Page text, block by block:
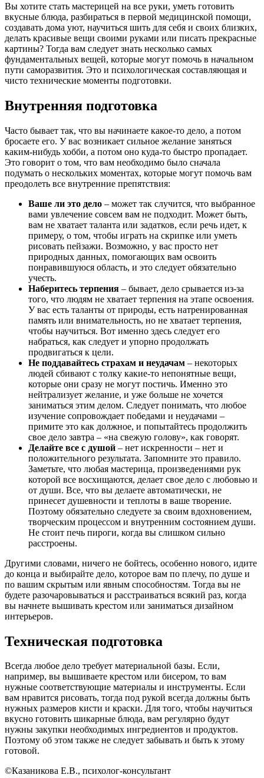
Вы хотите стать мастерицей на все руки, уметь готовить
вкусные блюда, разбираться в первой медицинской помощи,
создавать дома уют, научиться шить для себя и своих близких,
делать красивые вещи своими руками или писать прекрасные
картины? Тогда вам следует знать несколько самых
фундаментальных вещей, которые могут помочь в начальном
пути саморазвития. Это и психологическая составляющая и
чисто технические моменты подготовки.
Внутренняя подготовка
Часто бывает так, что вы начинаете какое-то дело, а потом
бросаете его. У вас возникает сильное желание заняться
каким-нибудь хобби, а потом оно куда-то быстро пропадает.
Это говорит о том, что вам необходимо было сначала
подумать о нескольких моментах, которые могут помочь вам
преодолеть все внутренние препятствия:
Ваше ли это дело – может так случится, что выбранное
вами увлечение совсем вам не подходит. Может быть,
вам не хватает таланта или задатков, если речь идет, к
примеру, о том, чтобы играть на скрипке или уметь
рисовать пейзажи. Возможно, у вас просто нет
природных данных, помогающих вам освоить
понравившуюся область, и это следует обязательно
учесть.
Наберитесь терпения – бывает, дело срывается из-за
того, что людям не хватает терпения на этапе освоения.
У вас есть таланты от природы, есть натренированная
память или внимательность, но не хватает терпения,
чтобы научиться. Вот именно здесь следует его
набраться, как следует и упорно продолжать
продвигаться к цели.
Не поддавайтесь страхам и неудачам – некоторых
людей сбивают с толку какие-то непонятные вещи,
которые они сразу не могут постичь. Именно это
нейтрализует желание, и уже больше не хочется
заниматься этим делом. Следует понимать, что любое
изучение сопровождает победами и неудачами –
примите это как должное, и попытайтесь продолжить
свое дело завтра – «на свежую голову», как говорят.
Делайте все с душой – нет искренности – нет и
положительного результата. Запомните это правило.
Заметьте, что любая мастерица, произведениями рук
которой все восхищаются, делает свое дело с любовью и
от души. Все, что вы делаете автоматически, не
принесет душевности и теплоты в ваше творение.
Поэтому обязательно следуете за своим вдохновением,
творческим процессом и внутренним состоянием души.
Не стоит печь пироги, когда вы слишком сильно
расстроены.
Другими словами, ничего не бойтесь, особенно нового, идите
до конца и выбирайте дело, которое вам по плечу, по душе и
по вашим скрытым или явным способностям. Тогда вы не
будете разочаровываться и расстраиваться всякий раз, когда
вы начнете вышивать крестом или заниматься дизайном
интерьеров.
Техническая подготовка
Всегда любое дело требует материальной базы. Если,
например, вы вышиваете крестом или бисером, то вам
нужные соответствующие материалы и инструменты. Если
вам нравится рисовать, тогда под рукой всегда должны быть
нужных размеров кисти и краски. Для того, чтобы научиться
вкусно готовить шикарные блюда, вам регулярно будут
нужны закупки необходимых ингредиентов и продуктов.
Поэтому об этом также не следует забывать и быть к этому
готовой.
©Казаникова Е.В., психолог-консультант